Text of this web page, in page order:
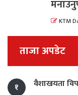
KTM
ताजा अपडेट
१ वैशाखयता